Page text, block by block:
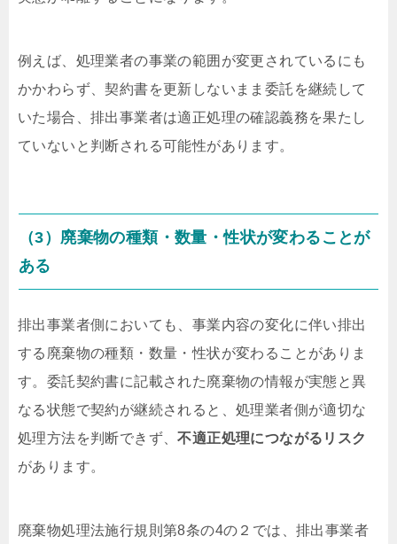
例えば、処理業者の事業の範囲が変更されているにも
かかわらず、契約書を更新しないまま委託を継続して
いた場合、排出事業者は適正処理の確認義務を果たし
ていないと判断される可能性があります。
（3）廃棄物の種類・数量・性状が変わることが
ある
排出事業者側においても、事業内容の変化に伴い排出
する廃棄物の種類・数量・性状が変わることがありま
す。委託契約書に記載された廃棄物の情報が実態と異
なる状態で契約が継続されると、処理業者側が適切な
処理方法を判断できず、不適正処理につながるリスク
があります。
廃棄物処理法施行規則第8条の4の２では、排出事業者